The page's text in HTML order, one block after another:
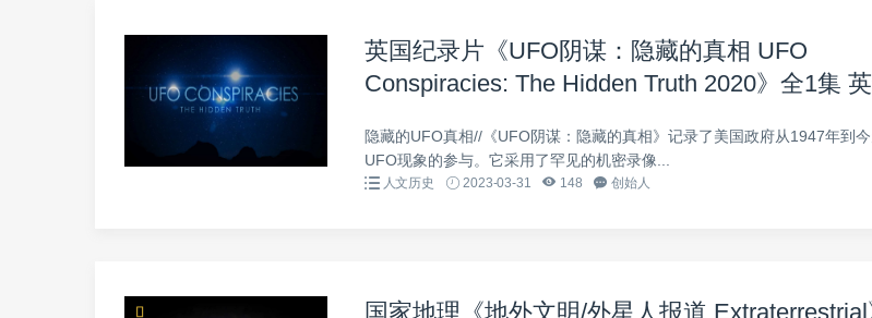
英国纪录片《UFO阴谋：隐藏的真相 UFO
Conspiracies: The Hidden Truth 2020》全1集
隐藏的UFO真相//《UFO阴谋：隐藏的真相》记录了美国政府从1947年到
UFO现象的参与。它采用了罕见的机密录像...
人文历史 2023-03-31 148 创始人
国家地理《地外文明/外星人报道 Extraterrestrial